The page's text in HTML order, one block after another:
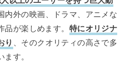
内外の映画、ドラマ、アニメな
品が楽しめます。 特にオリジナ
り
、そのクオリティの高さで多
ます。